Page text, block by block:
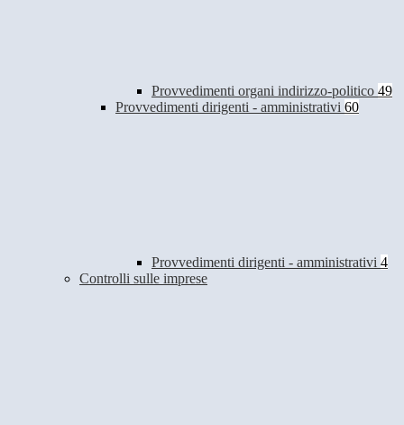
Provvedimenti organi indirizzo-politico 49
Provvedimenti dirigenti - amministrativi 60
Provvedimenti dirigenti - amministrativi 4
Controlli sulle imprese